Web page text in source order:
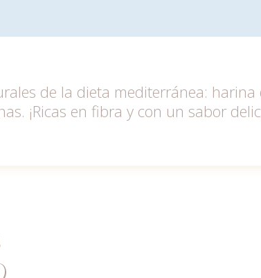
de la dieta mediterránea: harina
¡Ricas en fibra y con un sabor